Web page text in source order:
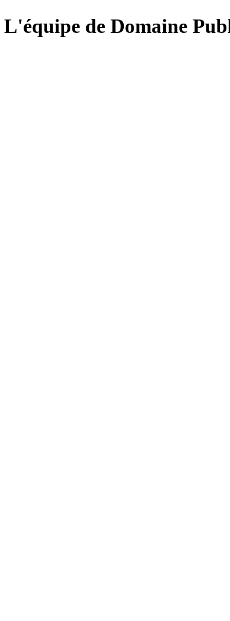
L'équipe de Domaine